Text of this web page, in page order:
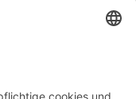
Propangas und